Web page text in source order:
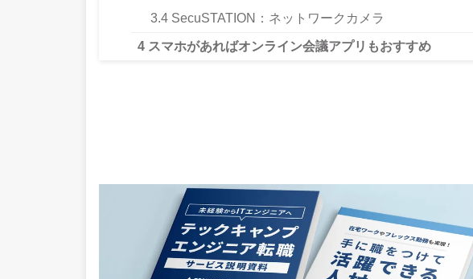
3.4 SecuSTATION：ネットワークカメラ
4 スマホがあればオンライン会議アプリもおすすめ